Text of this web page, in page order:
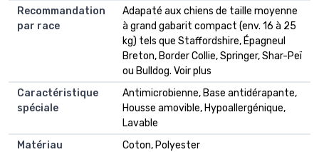
Recommandation
par race
Adapaté aux chiens de taille moyenne
à grand gabarit compact (env. 16 à 25
kg) tels que Staffordshire, Épagneul
Breton, Border Collie, Springer, Shar-Peï
ou Bulldog. Voir plus
Caractéristique
spéciale
Antimicrobienne, Base antidérapante,
Housse amovible, Hypoallergénique,
Lavable
Matériau
Coton, Polyester